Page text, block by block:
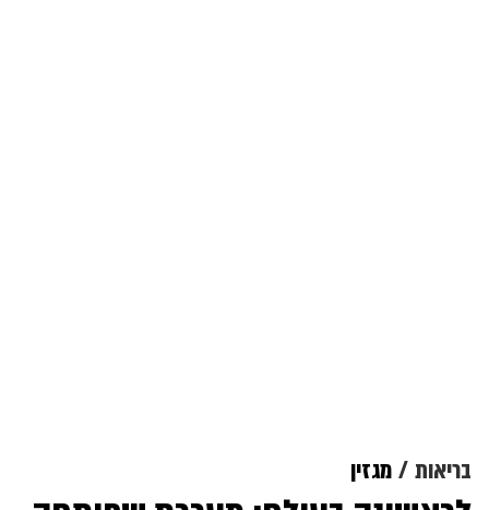
בריאות מגזין